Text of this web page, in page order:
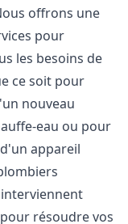
offrons une
pour
les besoins de
ce soit pour
nouveau
eau ou pour
appareil
résoudre vos